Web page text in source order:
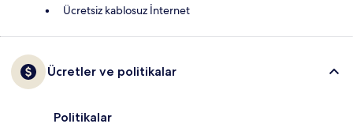
Ücretsiz kablosuz İnternet
Ücretler ve politikalar
Politikalar